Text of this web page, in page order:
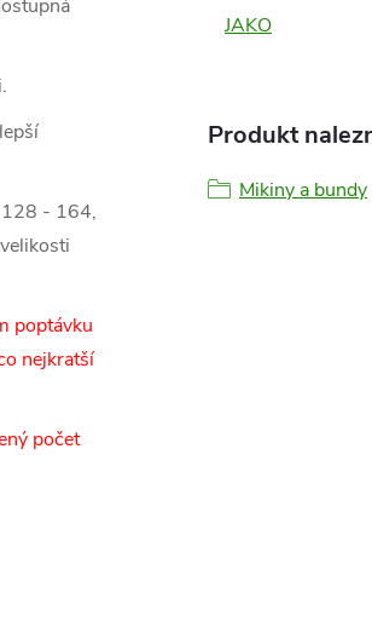
128 - 164,
poptávku
nejkratší
počet
JAKO
Produkt
Mikiny a bundy